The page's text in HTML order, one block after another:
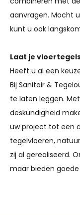
aanvragen. Mocht
kunt u ook
Laat je
Heeft u al een
Bij Sanitair &
te laten leggen.
deskundigheid
uw project tot een
tegelvloeren,
zij al gerealiseerd.
maar bieden